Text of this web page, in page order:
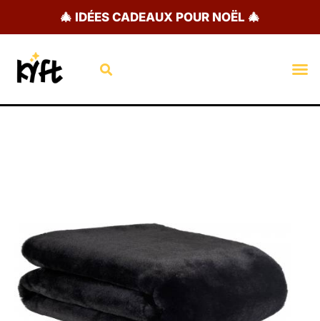
🎄 IDÉES CADEAUX POUR NOËL 🎄
Rechercher